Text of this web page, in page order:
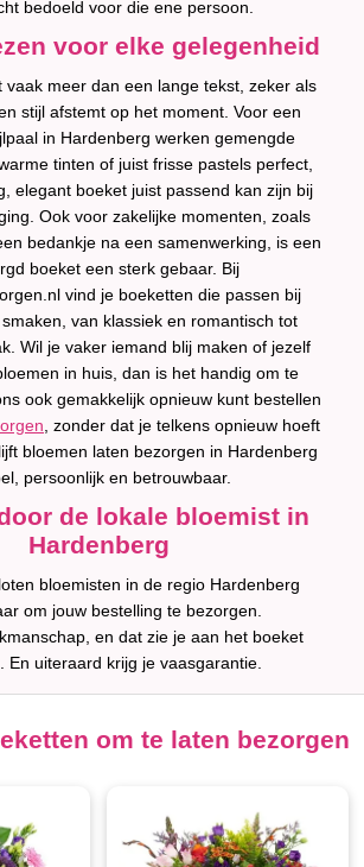
bedoeld voor die ene persoon.
voor elke gelegenheid
vaak meer dan een lange tekst, zeker als
stijl afstemt op het moment. Voor een
in Hardenberg werken gemengde
tinten of juist frisse pastels perfect,
elegant boeket juist passend kan zijn bij
Ook voor zakelijke momenten, zoals
bedankje na een samenwerking, is een
boeket een sterk gebaar. Bij
vind je boeketten die passen bij
van klassiek en romantisch tot
Wil je vaker iemand blij maken of jezelf
in huis, dan is het handig om te
ook gemakkelijk opnieuw kunt bestellen
, zonder dat je telkens opnieuw hoeft
bloemen laten bezorgen in Hardenberg
persoonlijk en betrouwbaar.
de lokale bloemist in
Hardenberg
bloemisten in de regio Hardenberg
om jouw bestelling te bezorgen.
en dat zie je aan het boeket
En uiteraard krijg je vaasgarantie.
om te laten bezorgen